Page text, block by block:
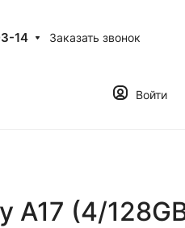
14 Заказать звонок
Войти
A17 (4/